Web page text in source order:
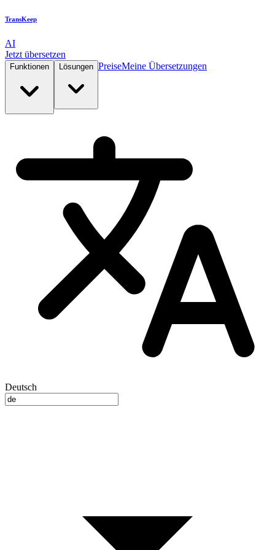
TransKeep
AI
Jetzt übersetzen
Funktionen Lösungen PreiseMeine Übersetzungen
Deutsch